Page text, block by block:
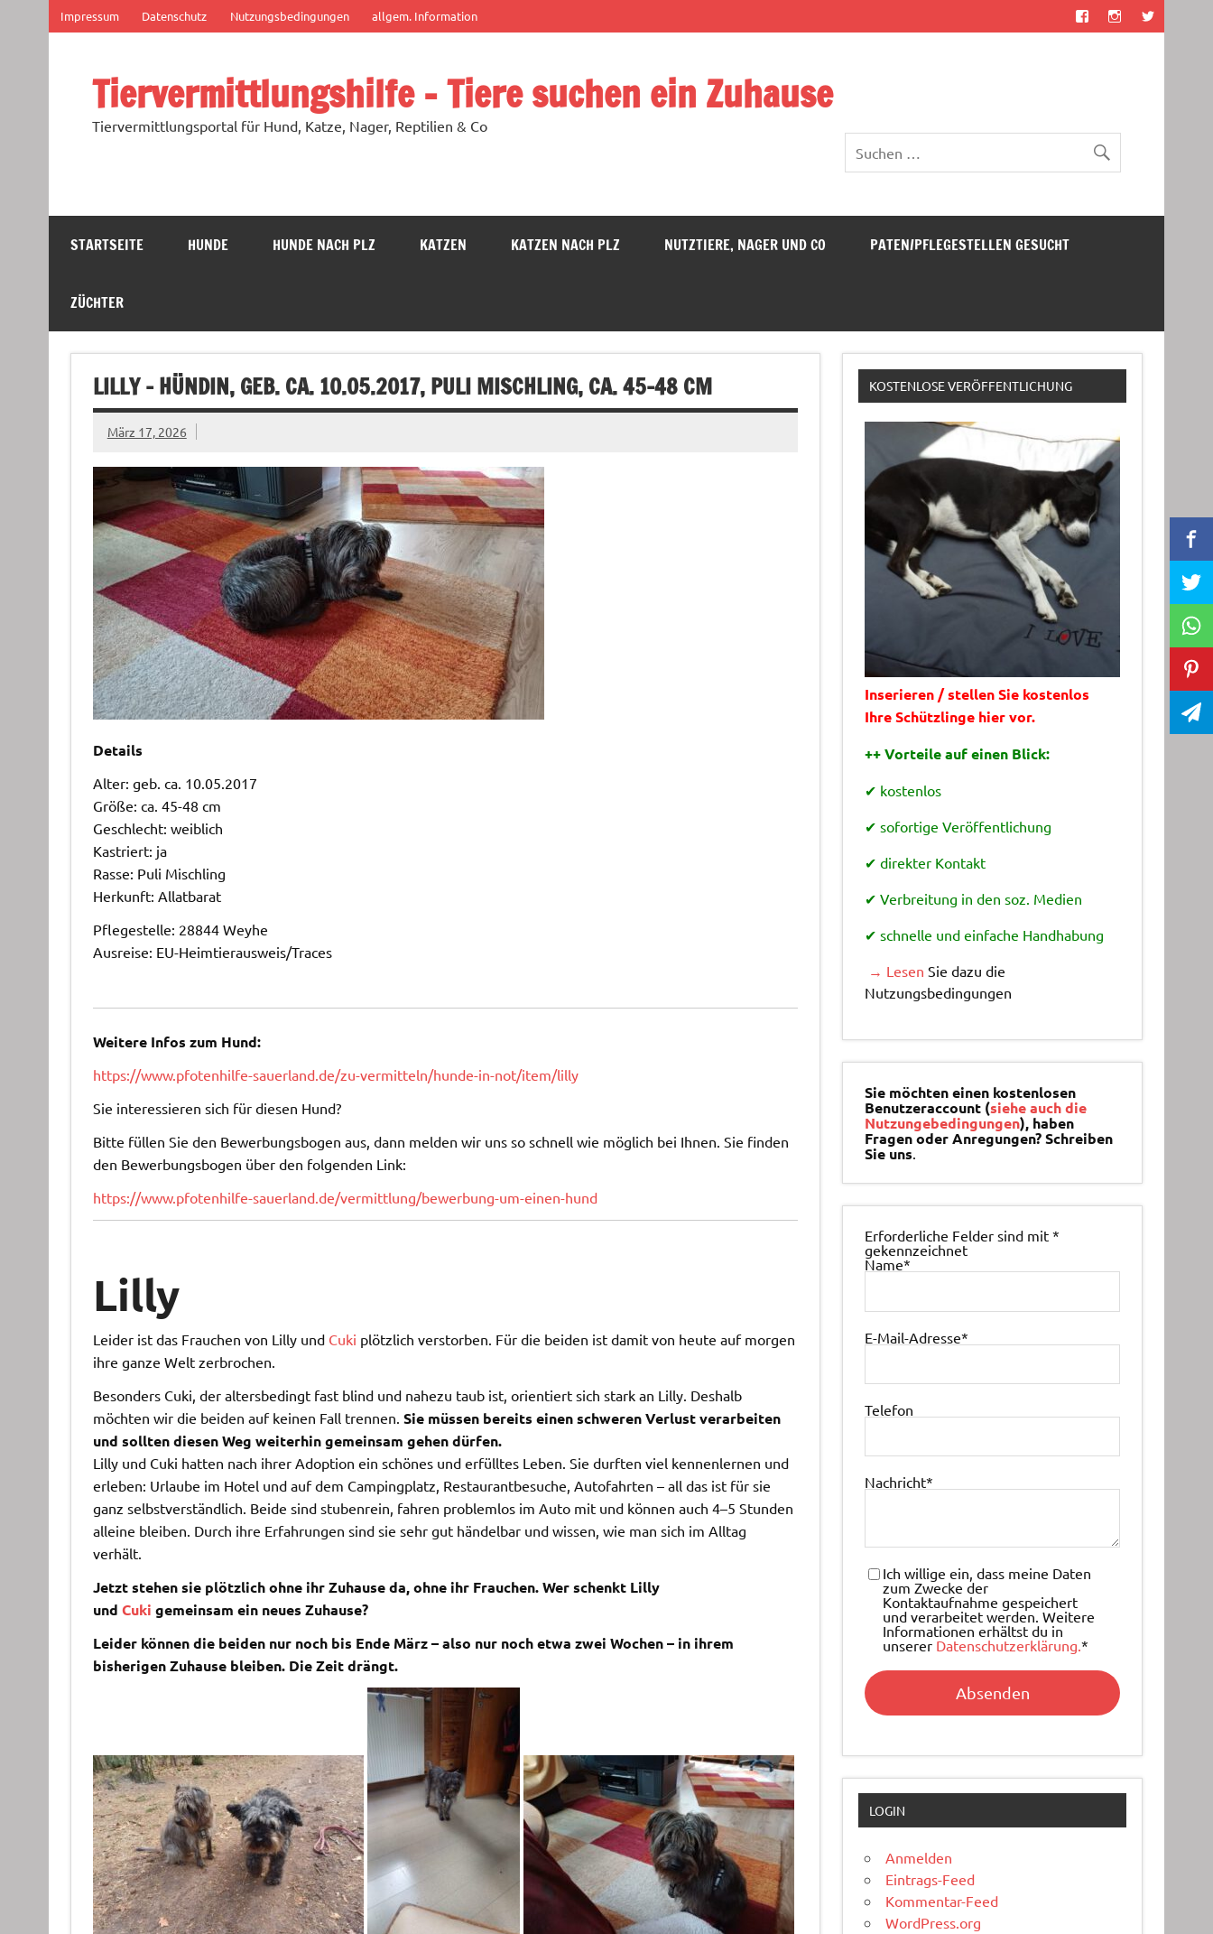
springen
Impressum Datenschutz Nutzungsbedingungen allgem. Information
Tiervermittlungshilfe – Tiere suchen ein Zuhause
Tiervermittlungsportal für Hund, Katze, Nager, Reptilien & Co
STARTSEITE HUNDE HUNDE NACH PLZ KATZEN KATZEN NACH PLZ NUTZTIERE, NAGER UND CO PATEN/PFLEGESTELLEN GESUCHT
ZÜCHTER
LILLY – HÜNDIN, GEB. CA. 10.05.2017, PULI MISCHLING, CA. 45-48 CM
März 17, 2026
Details
Alter: geb. ca. 10.05.2017
Größe: ca. 45-48 cm
Geschlecht: weiblich
Kastriert: ja
Rasse: Puli Mischling
Herkunft: Allatbarat
Pflegestelle: 28844 Weyhe
Ausreise: EU-Heimtierausweis/Traces
Weitere Infos zum Hund:
https://www.pfotenhilfe-sauerland.de/zu-vermitteln/hunde-in-not/item/lilly
Sie interessieren sich für diesen Hund?
Bitte füllen Sie den Bewerbungsbogen aus, dann melden wir uns so schnell wie möglich bei Ihnen. Sie finden
den Bewerbungsbogen über den folgenden Link:
https://www.pfotenhilfe-sauerland.de/vermittlung/bewerbung-um-einen-hund
Lilly
Leider ist das Frauchen von Lilly und Cuki plötzlich verstorben. Für die beiden ist damit von heute auf morgen
ihre ganze Welt zerbrochen.
Besonders Cuki, der altersbedingt fast blind und nahezu taub ist, orientiert sich stark an Lilly. Deshalb
möchten wir die beiden auf keinen Fall trennen. Sie müssen bereits einen schweren Verlust verarbeiten
und sollten diesen Weg weiterhin gemeinsam gehen dürfen.
Lilly und Cuki hatten nach ihrer Adoption ein schönes und erfülltes Leben. Sie durften viel kennenlernen und
erleben: Urlaube im Hotel und auf dem Campingplatz, Restaurantbesuche, Autofahrten – all das ist für sie
ganz selbstverständlich. Beide sind stubenrein, fahren problemlos im Auto mit und können auch 4–5 Stunden
alleine bleiben. Durch ihre Erfahrungen sind sie sehr gut händelbar und wissen, wie man sich im Alltag
verhält.
Jetzt stehen sie plötzlich ohne ihr Zuhause da, ohne ihr Frauchen.Wer schenkt Lilly
und Cuki gemeinsam ein neues Zuhause?
Leider können die beiden nur noch bis Ende März – also nur noch etwa zwei Wochen – in ihrem
bisherigen Zuhause bleiben. Die Zeit drängt.
KOSTENLOSE VERÖFFENTLICHUNG
Inserieren / stellen Sie kostenlos
Ihre Schützlinge hier vor.
++ Vorteile auf einen Blick:
✔ kostenlos
✔ sofortige Veröffentlichung
✔ direkter Kontakt
✔ Verbreitung in den soz. Medien
✔ schnelle und einfache Handhabung
→ Lesen Sie dazu die
Nutzungsbedingungen
Sie möchten einen kostenlosen
Benutzeraccount (siehe auch die
Nutzungebedingungen), haben
Fragen oder Anregungen? Schreiben
Sie uns.
Erforderliche Felder sind mit*
gekennzeichnet
Name*
E-Mail-Adresse*
Telefon
Nachricht*
Ich willige ein, dass meine Daten
zum Zwecke der
Kontaktaufnahme gespeichert
und verarbeitet werden. Weitere
Informationen erhältst du in
unserer Datenschutzerklärung.*
LOGIN
Anmelden
Eintrags-Feed
Kommentar-Feed
WordPress.org